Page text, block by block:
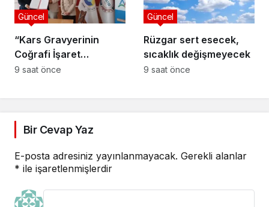
“Kars Gravyerinin
Coğrafi İşaret
Niteliğinin
Güncel
9 saat önce
Rüzgar sert esecek,
sıcaklık değişmeyecek
Güncel
9 saat önce
Bir Cevap Yaz
E-posta adresiniz yayınlanmayacak. Gerekli alanlar
* ile işaretlenmişlerdir